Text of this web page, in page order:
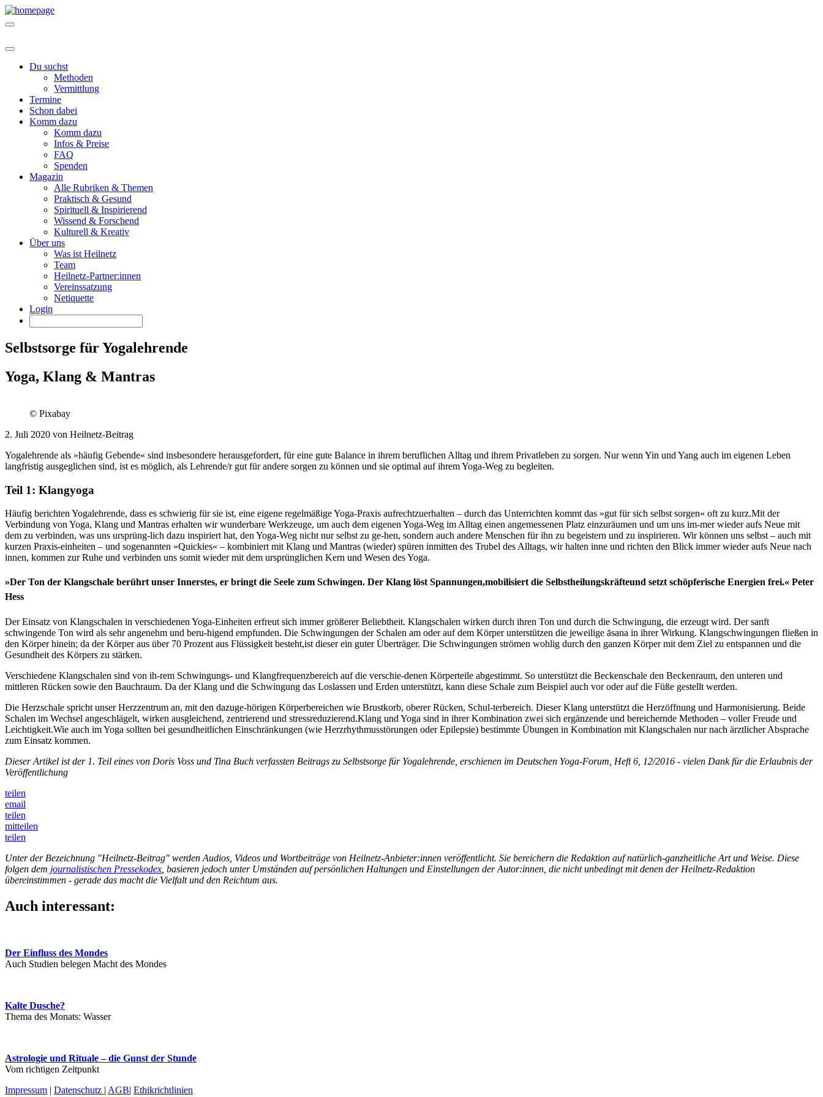
Du suchst
Methoden
Vermittlung
Termine
Schon dabei
Komm dazu
Komm dazu
Infos & Preise
FAQ
Spenden
Magazin
Alle Rubriken & Themen
Praktisch & Gesund
Spirituell & Inspirierend
Wissend & Forschend
Kulturell & Kreativ
Über uns
Was ist Heilnetz
Team
Heilnetz-Partner:innen
Vereinssatzung
Netiquette
Login
Selbstsorge für Yogalehrende
Yoga, Klang & Mantras
© Pixabay
2. Juli 2020 von Heilnetz-Beitrag
Yogalehrende als »häufig Gebende« sind insbesondere herausgefordert, für eine gute Balance in ihrem beruflichen Alltag und ihrem Privatleben zu sorgen. Nur wenn Yin und Yang auch im eigenen Leben
langfristig ausgeglichen sind, ist es möglich, als Lehrende/r gut für andere sorgen zu können und sie optimal auf ihrem Yoga-Weg zu begleiten.
Teil 1: Klangyoga
Häufig berichten Yogalehrende, dass es schwierig für sie ist, eine eigene regelmäßige Yoga-Praxis aufrechtzuerhalten – durch das Unterrichten kommt das »gut für sich selbst sorgen« oft zu kurz.Mit der
Verbindung von Yoga, Klang und Mantras erhalten wir wunderbare Werkzeuge, um auch dem eigenen Yoga-Weg im Alltag einen angemessenen Platz einzuräumen und um uns im-mer wieder aufs Neue mit
dem zu verbinden, was uns ursprüng-lich dazu inspiriert hat, den Yoga-Weg nicht nur selbst zu ge-hen, sondern auch andere Menschen für ihn zu begeistern und zu inspirieren. Wir können uns selbst – auch mit
kurzen Praxis-einheiten – und sogenannten »Quickies« – kombiniert mit Klang und Mantras (wieder) spüren inmitten des Trubel des Alltags, wir halten inne und richten den Blick immer wieder aufs Neue nach
innen, kommen zur Ruhe und verbinden uns somit wieder mit dem ursprünglichen Kern und Wesen des Yoga.
»Der Ton der Klangschale berührt unser Innerstes, er bringt die Seele zum Schwingen. Der Klang löst Spannungen,mobilisiert die Selbstheilungskräfteund setzt schöpferische Energien frei.« Peter
Hess
Der Einsatz von Klangschalen in verschiedenen Yoga-Einheiten erfreut sich immer größerer Beliebtheit. Klangschalen wirken durch ihren Ton und durch die Schwingung, die erzeugt wird. Der sanft
schwingende Ton wird als sehr angenehm und beru-higend empfunden. Die Schwingungen der Schalen am oder auf dem Körper unterstützen die jeweilige āsana in ihrer Wirkung. Klangschwingungen fließen in
den Körper hinein; da der Körper aus über 70 Prozent aus Flüssigkeit besteht,ist dieser ein guter Überträger. Die Schwingungen strömen wohlig durch den ganzen Körper mit dem Ziel zu entspannen und die
Gesundheit des Körpers zu stärken.
Verschiedene Klangschalen sind von ih-rem Schwingungs- und Klangfrequenzbereich auf die verschie-denen Körperteile abgestimmt. So unterstützt die Beckenschale den Beckenraum, den unteren und
mittleren Rücken sowie den Bauchraum. Da der Klang und die Schwingung das Loslassen und Erden unterstützt, kann diese Schale zum Beispiel auch vor oder auf die Füße gestellt werden.
Die Herzschale spricht unser Herzzentrum an, mit den dazuge-hörigen Körperbereichen wie Brustkorb, oberer Rücken, Schul-terbereich. Dieser Klang unterstützt die Herzöffnung und Harmonisierung. Beide
Schalen im Wechsel angeschlägelt, wirken ausgleichend, zentrierend und stressreduzierend.Klang und Yoga sind in ihrer Kombination zwei sich ergänzende und bereichernde Methoden – voller Freude und
Leichtigkeit.Wie auch im Yoga sollten bei gesundheitlichen Einschränkungen (wie Herzrhythmusstörungen oder Epilepsie) bestimmte Übungen in Kombination mit Klangschalen nur nach ärztlicher Absprache
zum Einsatz kommen.
Dieser Artikel ist der 1. Teil eines von Doris Voss und Tina Buch verfassten Beitrags zu Selbstsorge für Yogalehrende, erschienen im Deutschen Yoga-Forum, Heft 6, 12/2016 - vielen Dank für die Erlaubnis der
Veröffentlichung
teilen
email
teilen
mitteilen
teilen
Unter der Bezeichnung "Heilnetz-Beitrag" werden Audios, Videos und Wortbeiträge von Heilnetz-Anbieter:innen veröffentlicht. Sie bereichern die Redaktion auf natürlich-ganzheitliche Art und Weise. Diese
folgen dem journalistischen Pressekodex , basieren jedoch unter Umständen auf persönlichen Haltungen und Einstellungen der Autor:innen, die nicht unbedingt mit denen der Heilnetz-Redaktion
übereinstimmen - gerade das macht die Vielfalt und den Reichtum aus.
Auch interessant:
Der Einfluss des Mondes
Auch Studien belegen Macht des Mondes
Kalte Dusche?
Thema des Monats: Wasser
Astrologie und Rituale – die Gunst der Stunde
Vom richtigen Zeitpunkt
Impressum | Datenschutz | AGB| Ethikrichtlinien